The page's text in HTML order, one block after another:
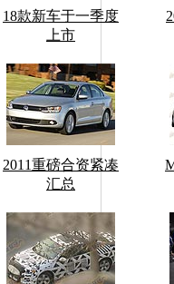
18款新车于一季度
上市
2011重磅合资紧凑
汇总